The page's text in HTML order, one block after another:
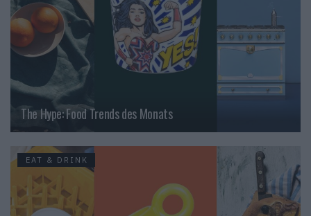
The Hype: Food Trends des Monats
EAT & DRINK